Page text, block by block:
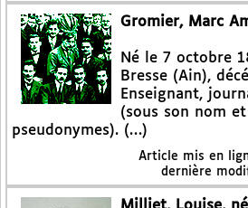
Gromier, Marc
Né le 7 octobre
Bresse (Ain),
Enseignant,
(sous son nom
pseudonymes). (…)
Article mis en
dernière